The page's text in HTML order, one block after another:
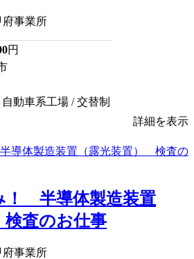
府事業所
円
動車系工場 / 交替制
詳細を表示
！ 半導体製造装置
査のお仕事
府事業所